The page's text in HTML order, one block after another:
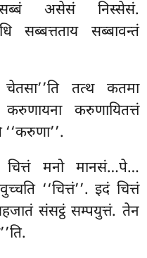
असेसं निस्सेसं.
सब्बत्तताय सब्बावन्तं
तत्थ कतमा
करुणायितत्तं
मनो मानसं…पे…
‘‘चित्तं’’. इदं चित्तं
संसट्ठं सम्पयुत्तं. तेन